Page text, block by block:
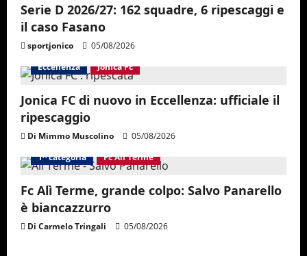
Serie D 2026/27: 162 squadre, 6 ripescaggi e
il caso Fasano
sportjonico
05/08/2026
Eccellenza
Jonica Fc
Jonica FC di nuovo in Eccellenza: ufficiale il
ripescaggio
Di Mimmo Muscolino
05/08/2026
1^ categoria
Fc Alì Terme
Fc Alì Terme, grande colpo: Salvo Panarello
è biancazzurro
Di Carmelo Tringali 05/08/2026